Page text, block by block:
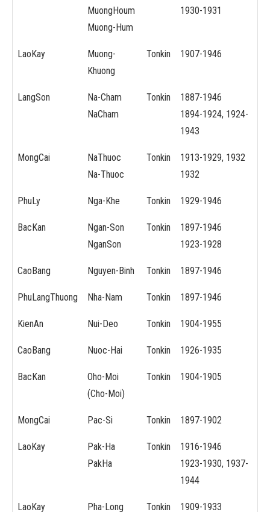
MuongHoum
Muong-Hum
1930-1931
LaoKay
Muong-
Khuong
Tonkin 1907-1946
LangSon
Na-Cham
NaCham
Tonkin
1887-1946
1894-1924, 1924-
1943
MongCai
NaThuoc
Na-Thuoc
Tonkin
1913-1929, 1932
1932
PhuLy Nga-Khe Tonkin 1929-1946
BacKan
Ngan-Son
NganSon
Tonkin
1897-1946
1923-1928
CaoBang Nguyen-Binh Tonkin 1897-1946
PhuLangThuong Nha-Nam Tonkin 1897-1946
KienAn Nui-Deo Tonkin 1904-1955
CaoBang Nuoc-Hai Tonkin 1926-1935
BacKan
Oho-Moi
(Cho-Moi)
Tonkin 1904-1905
MongCai Pac-Si Tonkin 1897-1902
LaoKay
Pak-Ha
PakHa
Tonkin
1916-1946
1923-1930, 1937-
1944
LaoKay Pha-Long Tonkin 1909-1933